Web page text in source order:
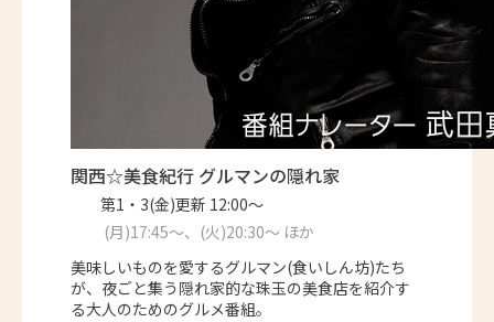
関西☆美食紀行 グルマンの隠れ家
第1・3(金)更新 12:00～
(月)17:45～、(火)20:30～ ほか
美味しいものを愛するグルマン(食いしん坊)たち
が、夜ごと集う隠れ家的な珠玉の美食店を紹介す
る大人のためのグルメ番組。